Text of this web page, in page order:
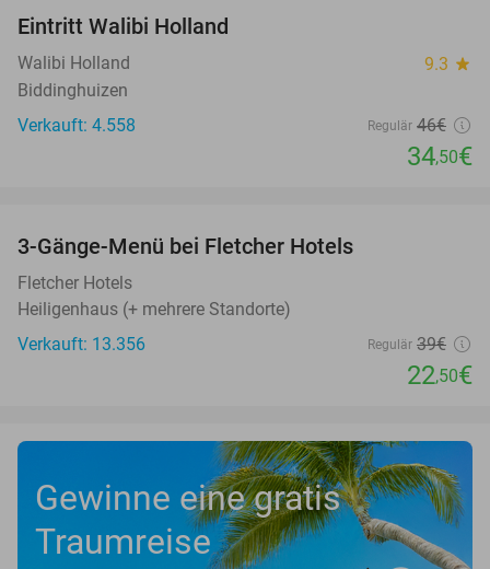
Eintritt Walibi Holland
Walibi Holland 9.3 star
Biddinghuizen
Verkauft: 4.558
Regulär 46€
34,50€
3-Gänge-Menü bei Fletcher Hotels
Fletcher Hotels
Heiligenhaus (+ mehrere Standorte)
Verkauft: 13.356
Regulär 39€
22,50€
Gewinne eine gratis
Traumreise